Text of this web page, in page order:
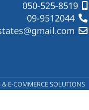
09-9512044
E-COMMERCE SOLUTIONS